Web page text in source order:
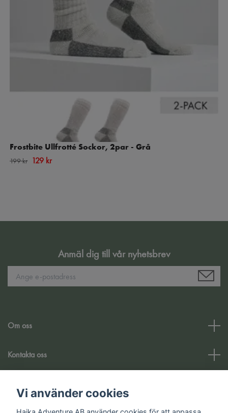
Frostbite Ullfrotté Sockor, 2par - Grå
199 kr 129 kr
Anmäl dig till vår nyhetsbrev
Om oss
Kontakta oss
Vi använder cookies